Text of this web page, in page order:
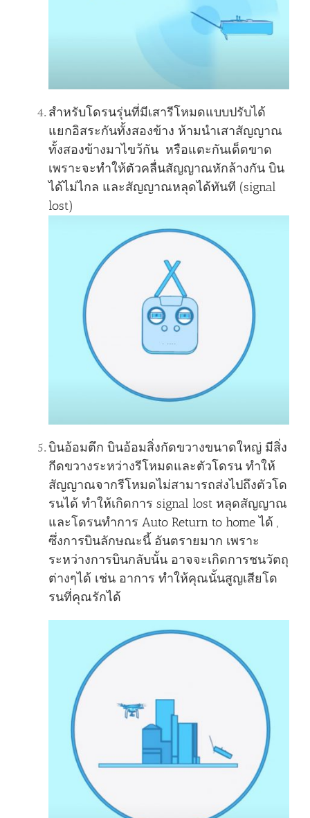
สำหรับโดรนรุ่นที่มีเสารีโหมดแบบปรับได้
แยกอิสระกันทั้งสองข้าง ห้ามนำเสาสัญญาณ
ทั้งสองข้างมาไขว้กัน หรือแตะกันเด็ดขาด
เพราะจะทำให้ตัวคลื่นสัญญาณหักล้างกัน บิน
ได้ไม่ไกล และสัญญาณหลุดได้ทันที (signal
lost)
บินอ้อมตึก บินอ้อมสิ่งกัดขวางขนาดใหญ่ มีสิ่ง
กีดขวางระหว่างรีโหมดและตัวโดรน ทำให้
สัญญาณจากรีโหมดไม่สามารถส่งไปถึงตัวโด
รนได้ ทำให้เกิดการ signal lost หลุดสัญญาณ
และโดรนทำการ Auto Return to home ได้ ,
ซึ่งการบินลักษณะนี้ อันตรายมาก เพราะ
ระหว่างการบินกลับนั้น อาจจะเกิดการชนวัตถุ
ต่างๆได้ เช่น อาการ ทำให้คุณนั้นสูญเสียโด
รนที่คุณรักได้